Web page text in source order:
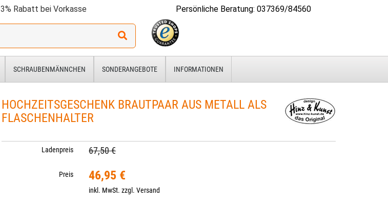
3% Rabatt bei Vorkasse Persönliche Beratung: 037369/84560
SCHRAUBENMÄNNCHEN SONDERANGEBOTE INFORMATIONEN
HOCHZEITSGESCHENK BRAUTPAAR AUS METALL ALS
FLASCHENHALTER
Ladenpreis 67,50 €
Preis 46,95 €
inkl. MwSt. zzgl.Versand